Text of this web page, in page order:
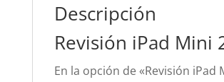
Descripción
Revisión iPad Mini
En la opción de «Revisión iPad